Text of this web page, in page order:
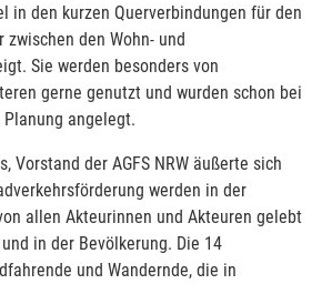
in den kurzen Querverbindungen für den
zwischen den Wohn- und
Sie werden besonders von
gerne genutzt und wurden schon bei
angelegt.
Vorstand der AGFS NRW äußerte sich
werden in der
allen Akteurinnen und Akteuren gelebt
in der Bevölkerung. Die 14
und Wandernde, die in